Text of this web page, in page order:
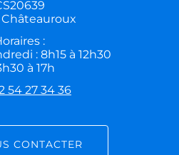
:
: 8h15 à 12h30
à 17h
54 27 34 36
CONTACTER